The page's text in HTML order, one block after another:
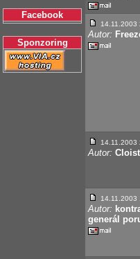
Facebook
Sponzoring
14.11.2003
Autor:
14.11.2003
Autor:
14.11.2003
Autor:
generál